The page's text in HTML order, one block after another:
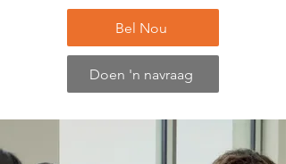
Bel Nou
Doen 'n navraag